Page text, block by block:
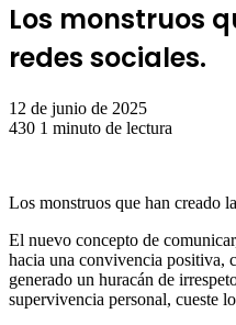
Los monstruos
redes sociales.
12 de junio de 2025
430 1 minuto de lectura
Los monstruos que han creado
El nuevo concepto de
hacia una convivencia positiva,
generado un huracán de
supervivencia personal, cueste